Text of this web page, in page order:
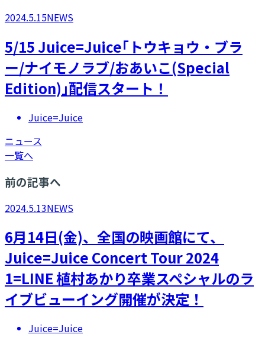
2024.5.15NEWS
5/15 Juice=Juice｢トウキョウ・ブラ
ー/ナイモノラブ/おあいこ(Special
Edition)｣配信スタート！
Juice=Juice
ニュース
一覧へ
前の記事へ
2024.5.13NEWS
6月14日(金)、全国の映画館にて、
Juice=Juice Concert Tour 2024
1=LINE 植村あかり卒業スペシャルのラ
イブビューイング開催が決定！
Juice=Juice